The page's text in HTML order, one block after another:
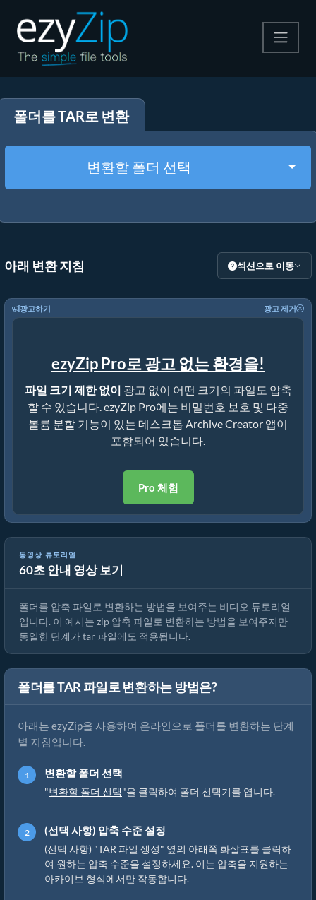
압축 해제
기타 도구
폴더를 TAR로 변환
변환할 폴더 선택
아래 변환 지침 섹션으로 이동
광고하기 광고 제거
ezyZip Pro로 광고 없는 환경을!
파일 크기 제한 없이 광고 없이 어떤 크기의 파일도 압축
할 수 있습니다. ezyZip Pro에는 비밀번호 보호 및 다중
볼륨 분할 기능이 있는 데스크톱 Archive Creator 앱이
포함되어 있습니다.
Pro 체험
동영상 튜토리얼
60초 안내 영상 보기
폴더를 온라인에서 tar로 변환하는 방법
폴더를 압축 파일로 변환하는 방법을 보여주는 비디오 튜토리얼
입니다. 이 예시는 zip 압축 파일로 변환하는 방법을 보여주지만
동일한 단계가 tar 파일에도 적용됩니다.
폴더를 TAR 파일로 변환하는 방법은?
아래는 ezyZip을 사용하여 온라인으로 폴더를 변환하는 단계
별 지침입니다.
변환할 폴더 선택
"변환할 폴더 선택"을 클릭하여 폴더 선택기를 엽니다.
(선택 사항) 압축 수준 설정
(선택 사항) "TAR 파일 생성" 옆의 아래쪽 화살표를 클릭하
여 원하는 압축 수준을 설정하세요. 이는 압축을 지원하는
아카이브 형식에서만 작동합니다.